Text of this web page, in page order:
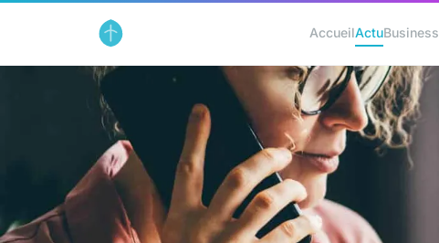
AccueilActuBusiness